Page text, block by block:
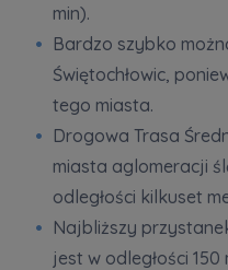
min).
Bardzo szybko
Świętochłowic,
tego miasta.
Drogowa Trasa
miasta aglomeracji
odległości kilkuset
Najbliższy
jest w odległości 150